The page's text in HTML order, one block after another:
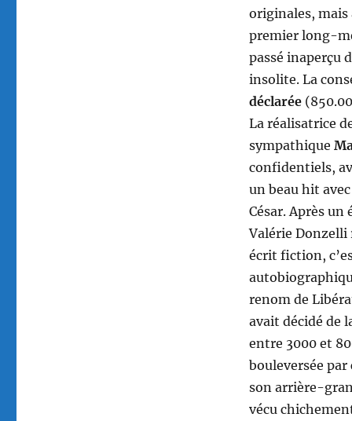
originales, mais
premier long-
passé inaperçu
insolite. La
déclarée
La réalisatrice
sympathique
confidentiels,
un beau hit
César. Après
Valérie
écrit fiction,
renom de
avait décidé de
entre 3000 et
bouleversée
son arrière-
vécu